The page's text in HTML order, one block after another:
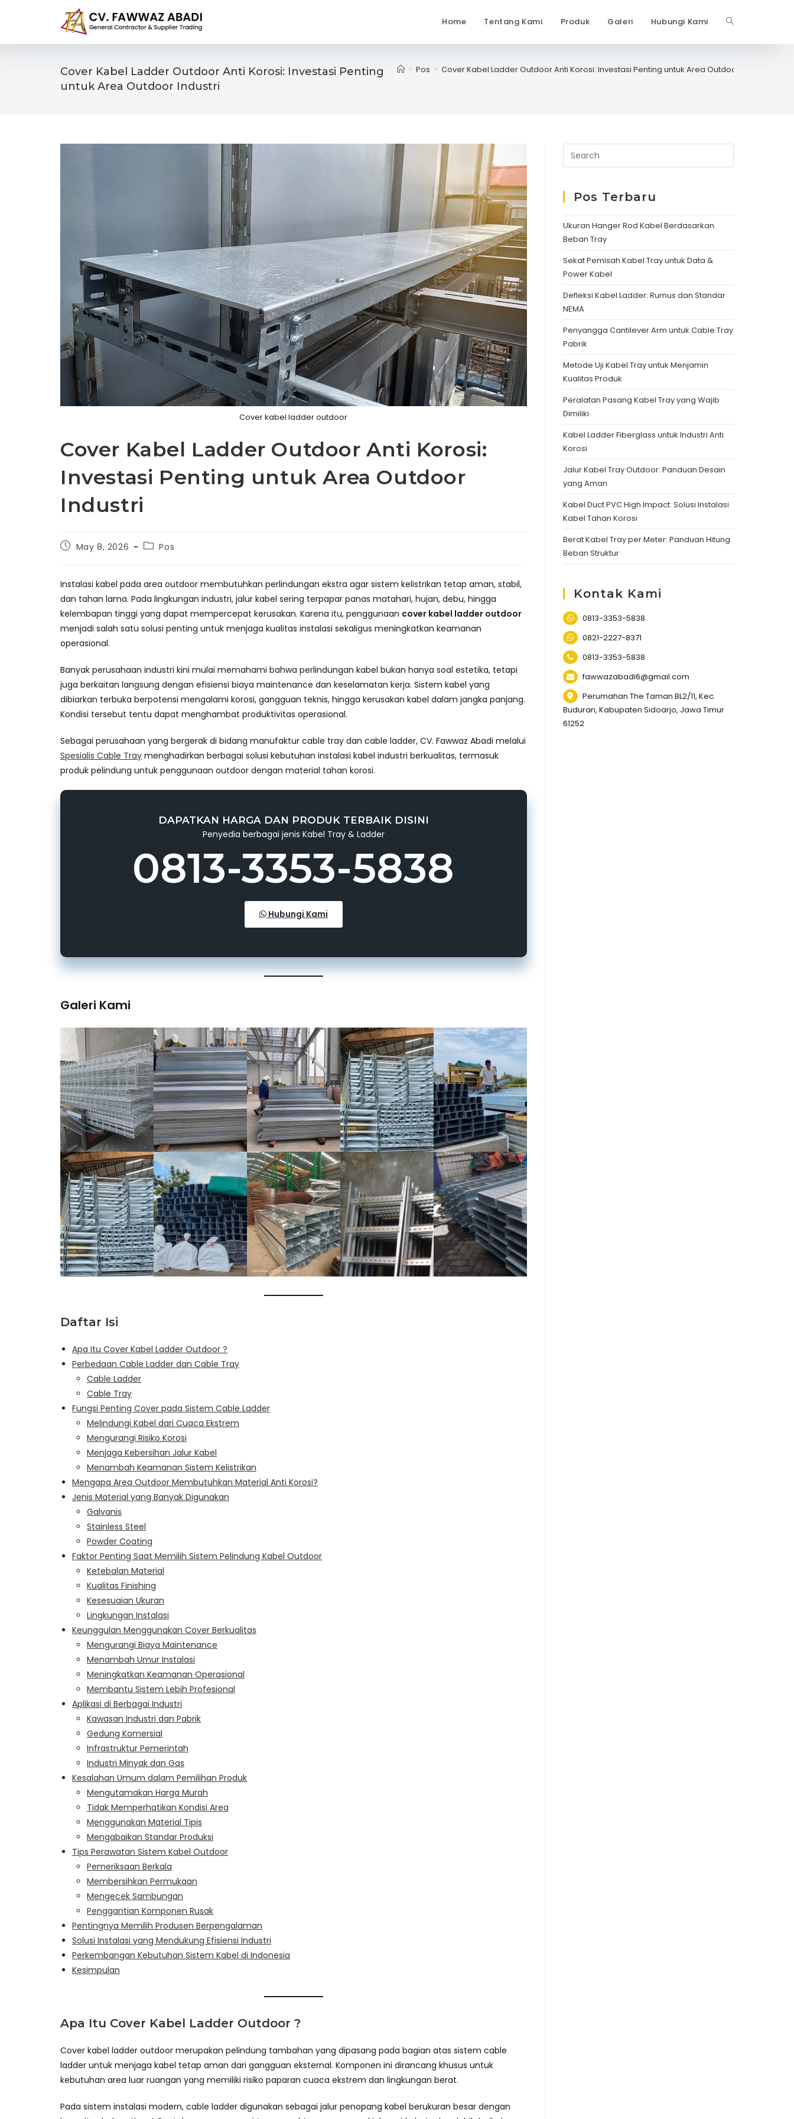
Home Tentang Kami Produk Galeri Hubungi Kami Toggle
website
Cover Kabel Ladder Outdoor Anti Korosi: Investasi Penting
untuk Area Outdoor Industri
> Pos > Cover Kabel Ladder Outdoor Anti Korosi: Investasi Penting untuk Area Outdoor Industri
Cover kabel ladder outdoor
Cover Kabel Ladder Outdoor Anti Korosi:
Investasi Penting untuk Area Outdoor
Industri
Post
published:
May 8, 2026
PostPos
Instalasi kabel pada area outdoor membutuhkan perlindungan ekstra agar sistem kelistrikan tetap aman, stabil,
dan tahan lama. Pada lingkungan industri, jalur kabel sering terpapar panas matahari, hujan, debu, hingga
kelembapan tinggi yang dapat mempercepat kerusakan. Karena itu, penggunaan cover kabel ladder outdoor
menjadi salah satu solusi penting untuk menjaga kualitas instalasi sekaligus meningkatkan keamanan
operasional.
Banyak perusahaan industri kini mulai memahami bahwa perlindungan kabel bukan hanya soal estetika, tetapi
juga berkaitan langsung dengan efisiensi biaya maintenance dan keselamatan kerja. Sistem kabel yang
dibiarkan terbuka berpotensi mengalami korosi, gangguan teknis, hingga kerusakan kabel dalam jangka panjang.
Kondisi tersebut tentu dapat menghambat produktivitas operasional.
Sebagai perusahaan yang bergerak di bidang manufaktur cable tray dan cable ladder, CV. Fawwaz Abadi melalui
Spesialis Cable Tray menghadirkan berbagai solusi kebutuhan instalasi kabel industri berkualitas, termasuk
produk pelindung untuk penggunaan outdoor dengan material tahan korosi.
DAPATKAN HARGA DAN PRODUK TERBAIK DISINI
Penyedia berbagai jenis Kabel Tray & Ladder
0813-3353-5838
Hubungi Kami
Galeri Kami
Daftar Isi
Apa Itu Cover Kabel Ladder Outdoor ?
Perbedaan Cable Ladder dan Cable Tray
Cable Ladder
Cable Tray
Fungsi Penting Cover pada Sistem Cable Ladder
Melindungi Kabel dari Cuaca Ekstrem
Mengurangi Risiko Korosi
Menjaga Kebersihan Jalur Kabel
Menambah Keamanan Sistem Kelistrikan
Mengapa Area Outdoor Membutuhkan Material Anti Korosi?
Jenis Material yang Banyak Digunakan
Galvanis
Stainless Steel
Powder Coating
Faktor Penting Saat Memilih Sistem Pelindung Kabel Outdoor
Ketebalan Material
Kualitas Finishing
Kesesuaian Ukuran
Lingkungan Instalasi
Keunggulan Menggunakan Cover Berkualitas
Mengurangi Biaya Maintenance
Menambah Umur Instalasi
Meningkatkan Keamanan Operasional
Membantu Sistem Lebih Profesional
Aplikasi di Berbagai Industri
Kawasan Industri dan Pabrik
Gedung Komersial
Infrastruktur Pemerintah
Industri Minyak dan Gas
Kesalahan Umum dalam Pemilihan Produk
Mengutamakan Harga Murah
Tidak Memperhatikan Kondisi Area
Menggunakan Material Tipis
Mengabaikan Standar Produksi
Tips Perawatan Sistem Kabel Outdoor
Pemeriksaan Berkala
Membersihkan Permukaan
Mengecek Sambungan
Penggantian Komponen Rusak
Pentingnya Memilih Produsen Berpengalaman
Solusi Instalasi yang Mendukung Efisiensi Industri
Perkembangan Kebutuhan Sistem Kabel di Indonesia
Kesimpulan
Apa Itu Cover Kabel Ladder Outdoor ?
Cover kabel ladder outdoor merupakan pelindung tambahan yang dipasang pada bagian atas sistem cable
ladder untuk menjaga kabel tetap aman dari gangguan eksternal. Komponen ini dirancang khusus untuk
kebutuhan area luar ruangan yang memiliki risiko paparan cuaca ekstrem dan lingkungan berat.
Pada sistem instalasi modern, cable ladder digunakan sebagai jalur penopang kabel berukuran besar dengan
Pos Terbaru
Ukuran Hanger Rod Kabel Berdasarkan
Beban Tray
Sekat Pemisah Kabel Tray untuk Data &
Power Kabel
Defleksi Kabel Ladder: Rumus dan Standar
NEMA
Penyangga Cantilever Arm untuk Cable Tray
Pabrik
Metode Uji Kabel Tray untuk Menjamin
Kualitas Produk
Peralatan Pasang Kabel Tray yang Wajib
Dimiliki
Kabel Ladder Fiberglass untuk Industri Anti
Korosi
Jalur Kabel Tray Outdoor: Panduan Desain
yang Aman
Kabel Duct PVC High Impact: Solusi Instalasi
Kabel Tahan Korosi
Berat Kabel Tray per Meter: Panduan Hitung
Beban Struktur
Kontak Kami
0813-3353-5838
0821-2227-8371
0813-3353-5838
fawwazabadi6@gmail.com
Perumahan The Taman BL2/11, Kec.
Buduran, Kabupaten Sidoarjo, Jawa Timur
61252